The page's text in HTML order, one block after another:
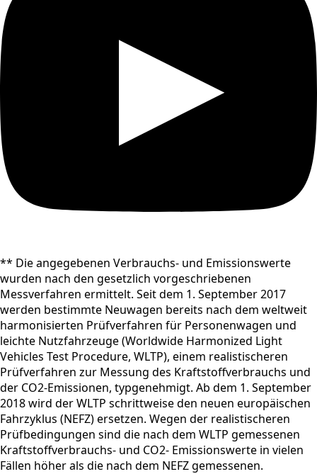
** Die angegebenen Verbrauchs- und Emissionswerte
wurden nach den gesetzlich vorgeschriebenen
Messverfahren ermittelt. Seit dem 1. September 2017
werden bestimmte Neuwagen bereits nach dem weltweit
harmonisierten Prüfverfahren für Personenwagen und
leichte Nutzfahrzeuge (Worldwide Harmonized Light
Vehicles Test Procedure, WLTP), einem realistischeren
Prüfverfahren zur Messung des Kraftstoffverbrauchs und
der CO2-Emissionen, typgenehmigt. Ab dem 1. September
2018 wird der WLTP schrittweise den neuen europäischen
Fahrzyklus (NEFZ) ersetzen. Wegen der realistischeren
Prüfbedingungen sind die nach dem WLTP gemessenen
Kraftstoffverbrauchs- und CO2- Emissionswerte in vielen
Fällen höher als die nach dem NEFZ gemessenen.